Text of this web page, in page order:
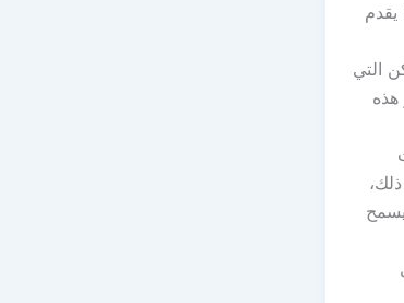
يقدم
التي
هذه
يسمح